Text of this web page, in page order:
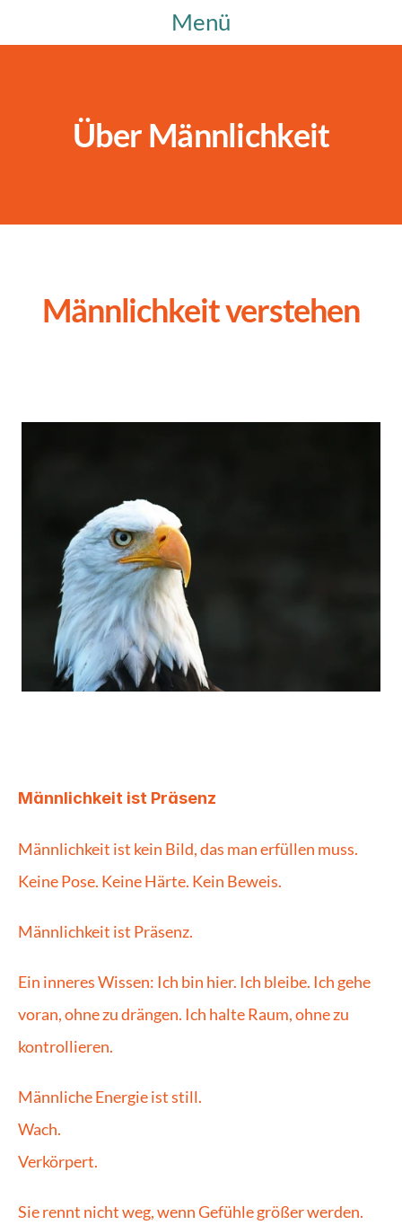
Menü
Über Männlichkeit
Männlichkeit verstehen
Männlichkeit ist Präsenz
Männlichkeit ist kein Bild, das man erfüllen muss.
Keine Pose. Keine Härte. Kein Beweis.
Männlichkeit ist Präsenz.
Ein inneres Wissen: Ich bin hier. Ich bleibe. Ich gehe
voran, ohne zu drängen. Ich halte Raum, ohne zu
kontrollieren.
Männliche Energie ist still.
Wach.
Verkörpert.
Sie rennt nicht weg, wenn Gefühle größer werden.